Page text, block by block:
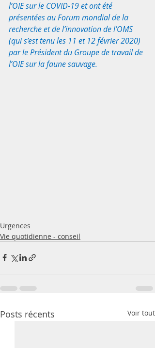
l’OIE sur le COVID-19 et ont été
présentées au Forum mondial de la
recherche et de l’innovation de l’OMS
(qui s’est tenu les 11 et 12 février 2020)
par le Président du Groupe de travail de
l’OIE sur la faune sauvage.
Urgences
Vie quotidienne - conseil
Posts récents Voir tout